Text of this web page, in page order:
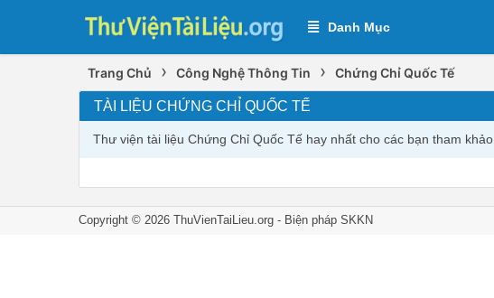
Danh Mục
Trang Chủ › Công Nghệ Thông Tin › Chứng Chỉ Quốc Tế
TÀI LIỆU CHỨNG CHỈ QUỐC TẾ
Thư viện tài liệu Chứng Chỉ Quốc Tế hay nhất cho các bạn tham khảo
Copyright © 2026 ThuVienTaiLieu.org - Biện pháp SKKN